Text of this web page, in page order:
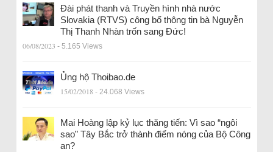
Đài phát thanh và Truyền hình nhà nước
Slovakia (RTVS) công bố thông tin bà Nguyễn
Thị Thanh Nhàn trốn sang Đức!
06/08/2023 - 5.165 Views
Ủng hộ Thoibao.de
15/02/2018 - 24.068 Views
Mai Hoàng lập kỷ lục thăng tiến: Vì sao “ngôi
sao” Tây Bắc trở thành điểm nóng của Bộ Công
an?